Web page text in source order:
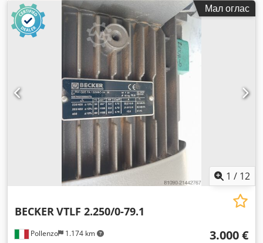
Мал оглас
1 / 12
Pollenzo 1.174 km
BECKERVTLF 2.250/0-79.1
3.000 €